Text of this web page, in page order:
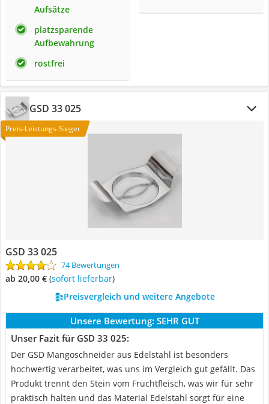
Aufsätze
platzsparende
Aufbewahrung
rostfrei
GSD 33 025
Preis-Leistungs-Sieger
GSD 33 025
74 Bewertungen
ab 20,00 € ( Sofort lieferbar)
Preisvergleich und weitere Angebote
Unsere Bewertung: SEHR GUT
Unser Fazit für GSD 33 025:
Der GSD Mangoschneider aus Edelstahl ist besonders
hochwertig verarbeitet, was uns im Vergleich gut gefällt. Das
Produkt trennt den Stein vom Fruchtfleisch, was wir für sehr
praktisch halten und das Material Edelstahl sorgt für eine